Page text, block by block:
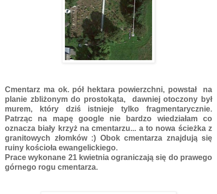
Cmentarz ma ok. pół hektara powierzchni, powstał na
planie zbliżonym do prostokąta, dawniej otoczony był
murem, który dziś istnieje tylko fragmentarycznie.
Patrząc na mapę google nie bardzo wiedziałam co
oznacza biały krzyż na cmentarzu... a to nowa ścieżka z
granitowych złomków :) Obok cmentarza znajdują się
ruiny kościoła ewangelickiego.
Prace wykonane 21 kwietnia ograniczają się do prawego
górnego rogu cmentarza.